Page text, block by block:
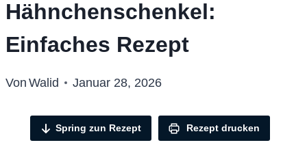
Hähnchenschenkel:
Einfaches Rezept
Von Walid Januar 28, 2026
Spring zun Rezept Rezept drucken